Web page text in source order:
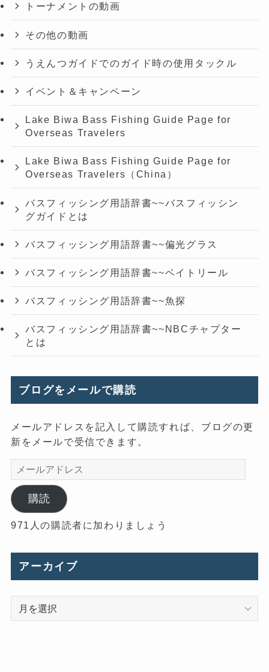
トーナメントの動画
その他の動画
うえんつガイドでのガイド時の使用タックル
イベント＆キャンペーン
Lake Biwa Bass Fishing Guide Page for
Overseas Travelers
Lake Biwa Bass Fishing Guide Page for
Overseas Travelers（China）
バスフィッシング用語辞書~~バスフィッシン
グガイドとは
バスフィッシング用語辞書~~偏光グラス
バスフィッシング用語辞書~~ベイトリール
バスフィッシング用語辞書~~魚探
バスフィッシング用語辞書~~NBCチャプター
とは
ブログをメールで購読
メールアドレスを記入して購読すれば、ブログの更
新をメールで受信できます。
メ
ー
ル
ア
ド
ス
購読
971人の購読者に加わりましょう
アーカイブ